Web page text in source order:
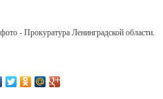
- Прокуратура Ленинградской области.